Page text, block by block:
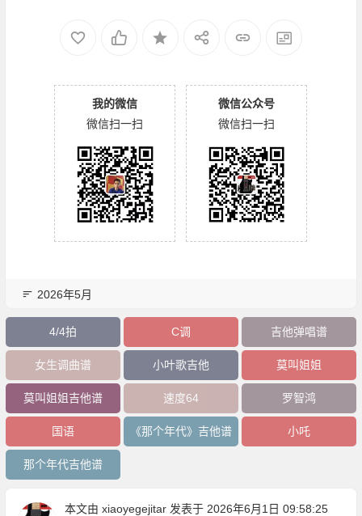
我的微信
微信扫一扫
微信公众号
微信扫一扫
2026年5月
4/4拍 C调 吉他弹唱谱
女生调曲谱 小叶歌吉他 莫叫姐姐
莫叫姐姐吉他谱 速度64 罗智鸿
国语 《那个年代》吉他谱 小吒
那个年代吉他谱
本文由 xiaoyegejitar发表于 2026年6月1日 09:58:25